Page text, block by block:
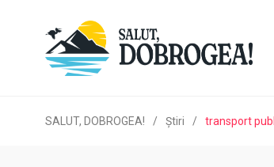
SALUT, DOBROGEA! / Ştiri / transport